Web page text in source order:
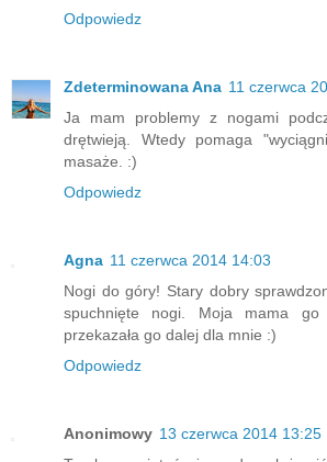
Odpowiedz
Zdeterminowana Ana 11 czerwca
Ja mam problemy z nogami
drętwieją. Wtedy pomaga
masaże. :)
Odpowiedz
Agna 11 czerwca 2014 14:03
Nogi do góry! Stary dobry
spuchnięte nogi. Moja mama go
przekazała go dalej dla mnie :)
Odpowiedz
Anonimowy 13 czerwca 2014 13:25